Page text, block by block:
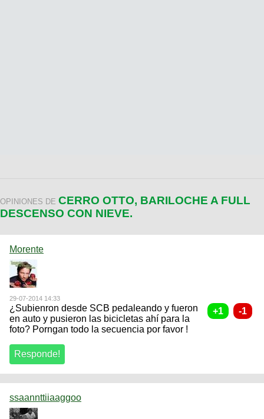
OPINIONES DE CERRO OTTO, BARILOCHE A FULL
DESCENSO CON NIEVE.
Morente
29-07-2014 14:33
¿Subienron desde SCB pedaleando y fueron
en auto y pusieron las bicicletas ahí para la
foto? Porngan todo la secuencia por favor !
ssaannttiiaaggoo